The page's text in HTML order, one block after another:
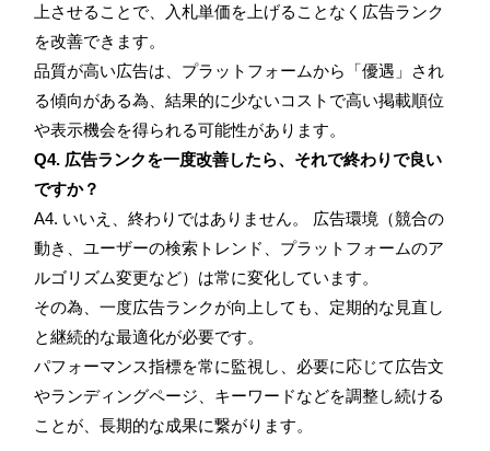
上させることで、入札単価を上げることなく広告ランク
を改善できます。
品質が高い広告は、プラットフォームから「優遇」され
る傾向がある為、結果的に少ないコストで高い掲載順位
や表示機会を得られる可能性があります。
Q4. 広告ランクを一度改善したら、それで終わりで良い
ですか？
A4. いいえ、終わりではありません。 広告環境（競合の
動き、ユーザーの検索トレンド、プラットフォームのア
ルゴリズム変更など）は常に変化しています。
その為、一度広告ランクが向上しても、定期的な見直し
と継続的な最適化が必要です。
パフォーマンス指標を常に監視し、必要に応じて広告文
やランディングページ、キーワードなどを調整し続ける
ことが、長期的な成果に繋がります。